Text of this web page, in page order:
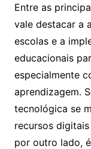
Entre as
vale destacar a
escolas e a
educacionais
especialmente
aprendizagem.
tecnológica se
recursos
por outro lado,